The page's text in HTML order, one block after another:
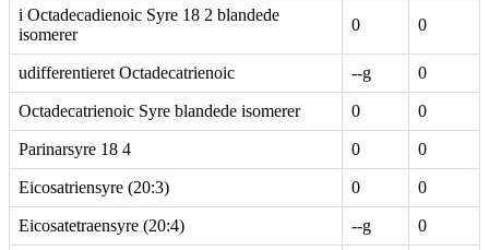
i Octadecadienoic Syre 18 2 blandede
isomerer
0 0
udifferentieret Octadecatrienoic --g 0
Octadecatrienoic Syre blandede isomerer 0 0
Parinarsyre 18 4 0 0
Eicosatriensyre (20:3) 0 0
Eicosatetraensyre (20:4) --g 0